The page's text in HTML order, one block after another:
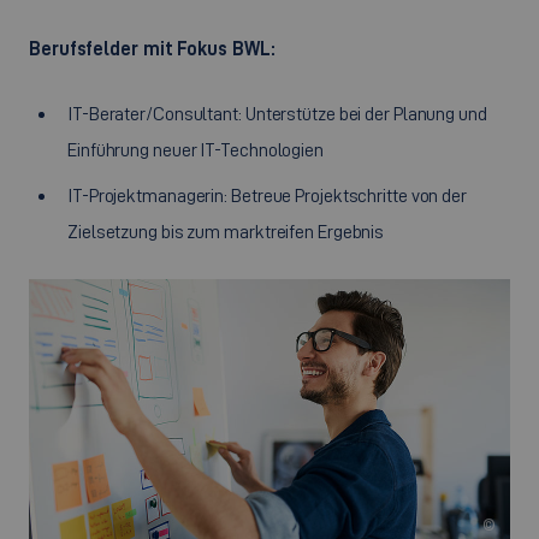
Berufsfelder mit Fokus BWL:
IT-Berater/Consultant: Unterstütze bei der Planung und
Einführung neuer IT-Technologien
IT-Projektmanagerin: Betreue Projektschritte von der
Zielsetzung bis zum marktreifen Ergebnis
©